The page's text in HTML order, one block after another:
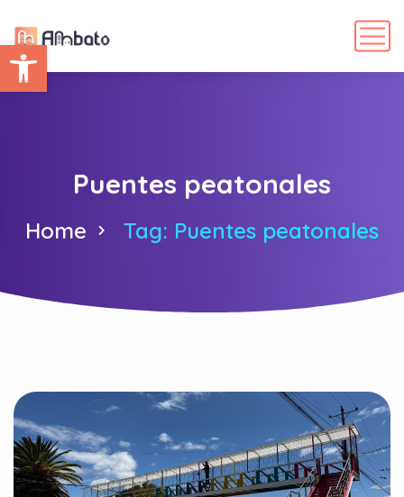
Abrir barra de herramientas
Puentes peatonales
Home Tag: Puentes peatonales